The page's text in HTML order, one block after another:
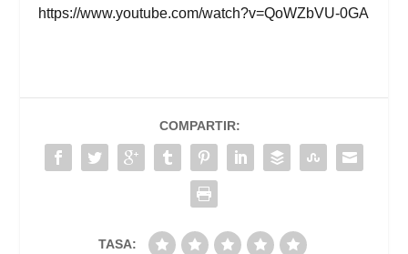
https://www.youtube.com/watch?v=QoWZbVU-0GA
COMPARTIR:
TASA: